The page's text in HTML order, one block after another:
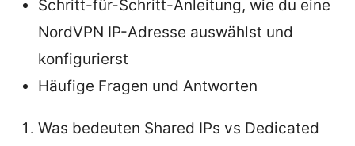
Schritt-für-Schritt-Anleitung, wie du eine
NordVPN IP-Adresse auswählst und
konfigurierst
Häufige Fragen und Antworten
Was bedeuten Shared IPs vs Dedicated